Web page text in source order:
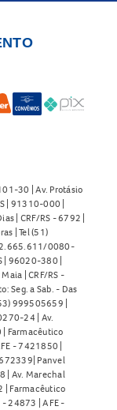
30 | Av. Protásio
| 91310-000 |
| CRF/RS - 6792 |
| Tel (51)
0080-
| 96020-380 |
| CRF/RS -
Seg. a Sab. - Das
999505659 |
24 | Av.
Farmacêutico
- 7421850 |
Panvel
| Av. Marechal
| Farmacêutico
- 24873 | AFE -